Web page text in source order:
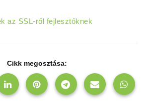
az SSL-ről fejlesztőknek
Cikk megosztása: